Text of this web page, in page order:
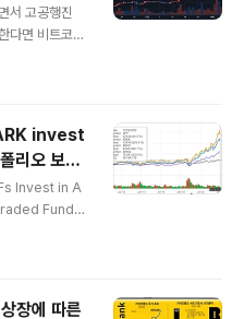
장을 가지고
이엇(Riot Blo
움직임을 보
서 고공행진
다면 비트코인
주식으로 사고
다. 이거말고
다보니 비트코
트코인 움직임
아(Nvidia,
떨어지는 것
invest
리오 보고
Invest in A
Funds,
ar
눈나가 이끄
장에 따른